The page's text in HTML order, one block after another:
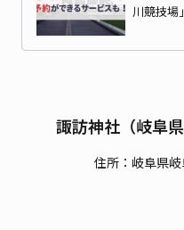
川競技場
諏訪神社（岐阜
住所：岐阜県